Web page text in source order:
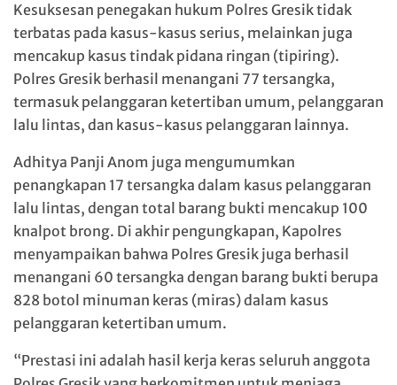
Kesuksesan penegakan hukum Polres Gresik tidak
terbatas pada kasus-kasus serius, melainkan juga
mencakup kasus tindak pidana ringan (tipiring).
Polres Gresik berhasil menangani 77 tersangka,
termasuk pelanggaran ketertiban umum, pelanggaran
lalu lintas, dan kasus-kasus pelanggaran lainnya.
Adhitya Panji Anom juga mengumumkan
penangkapan 17 tersangka dalam kasus pelanggaran
lalu lintas, dengan total barang bukti mencakup 100
knalpot brong. Di akhir pengungkapan, Kapolres
menyampaikan bahwa Polres Gresik juga berhasil
menangani 60 tersangka dengan barang bukti berupa
828 botol minuman keras (miras) dalam kasus
pelanggaran ketertiban umum.
“Prestasi ini adalah hasil kerja keras seluruh anggota